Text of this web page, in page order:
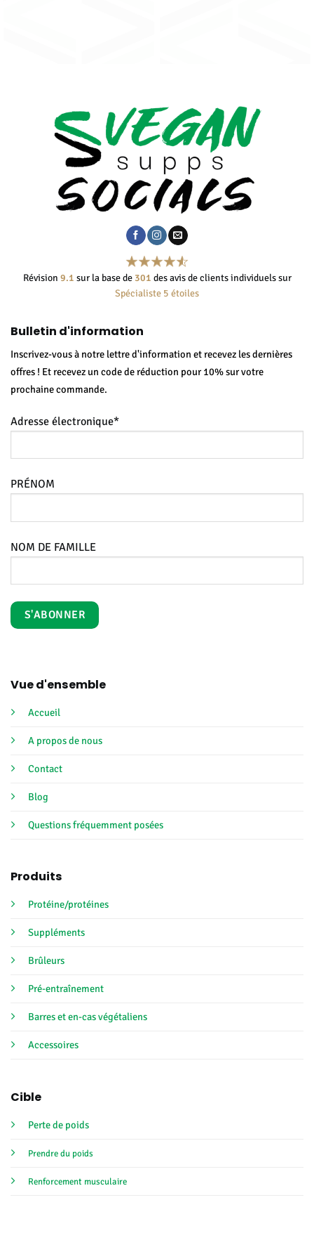
Révision 9.1 sur la base de 301 des avis de clients individuels sur
Spécialiste 5 étoiles
Vue d'ensemble
Accueil
A propos de nous
Contact
Blog
Questions fréquemment posées
Produits
Protéine/protéines
Suppléments
Brûleurs
Pré-entraînement
Barres et en-cas végétaliens
Accessoires
Cible
Perte de poids
Prendre du poids
Renforcement musculaire
Bulletin d'information
Inscrivez-vous à notre lettre d'information et recevez les dernières
offres ! Et recevez un code de réduction pour 10% sur votre
prochaine commande.
Adresse électronique*
PRÉNOM
NOM DE FAMILLE